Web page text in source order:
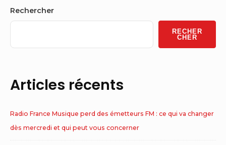
Sidebar
Widget
Area
Rechercher
RECHER
CHER
Articles récents
Radio France Musique perd des émetteurs FM : ce qui va changer
dès mercredi et qui peut vous concerner